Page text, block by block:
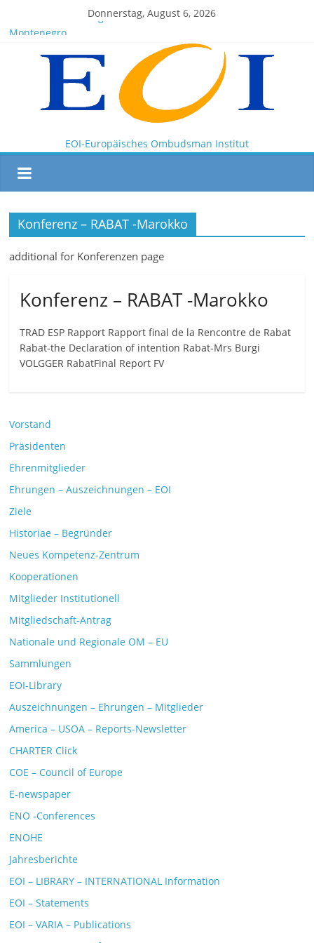
Donnerstag, August 6, 2026
EOI-BOARD Meeting 04-2025
Montenegro
EOI – General ASSEMBLY 2025 10 28
President Milkov participated in the Doha Conference on
Artificial Intelligence and Human Rights
EOI-Europäisches Ombudsman Institut
Konferenz – RABAT -Marokko
additional for Konferenzen page
Konferenz – RABAT -Marokko
TRAD ESP Rapport Rapport final de la Rencontre de Rabat
Rabat-the Declaration of intention Rabat-Mrs Burgi
VOLGGER RabatFinal Report FV
Vorstand
Präsidenten
Ehrenmitglieder
Ehrungen – Auszeichnungen – EOI
Ziele
Historiae – Begründer
Neues Kompetenz-Zentrum
Kooperationen
Mitglieder Institutionell
Mitgliedschaft-Antrag
Nationale und Regionale OM – EU
Sammlungen
EOI-Library
Auszeichnungen – Ehrungen – Mitglieder
America – USOA – Reports-Newsletter
CHARTER Click
COE – Council of Europe
E-newspaper
ENO -Conferences
ENOHE
Jahresberichte
EOI – LIBRARY – INTERNATIONAL Information
EOI – Statements
EOI – VARIA – Publications